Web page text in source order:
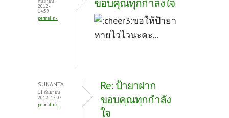
2012 -
14:59
permalink
ขอบคุณทุกกำลังใจ
ขอให้ป้ายา
หายไวไวนะคะ...
SUNANTA
11 กันยายน,
2012 - 15:07
permalink
Re: ป้ายาฝาก
ขอบคุณทุกกำลัง
ใจ